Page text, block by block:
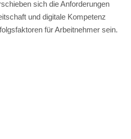
sich die Anforderungen
und digitale Kompetenz
für Arbeitnehmer sein.